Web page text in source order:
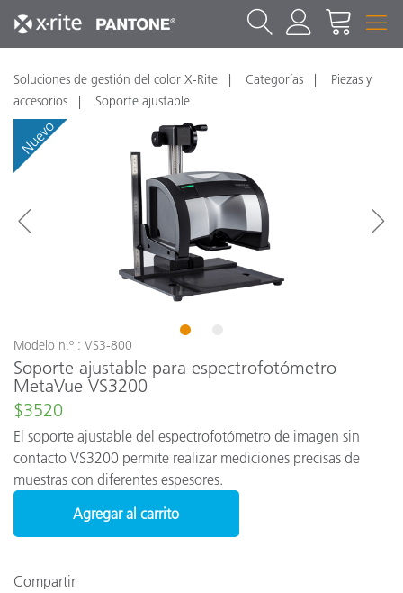
Soluciones de gestión del color X-Rite Categorías
Piezas y
accesorios
Soporte ajustable
Nuevo
1
Modelo n.º : VS3-800
Soporte ajustable para espectrofotómetro
MetaVue VS3200
$3520
El soporte ajustable del espectrofotómetro de imagen sin
contacto VS3200 permite realizar mediciones precisas de
muestras con diferentes espesores.
Agregar al carrito
Compartir